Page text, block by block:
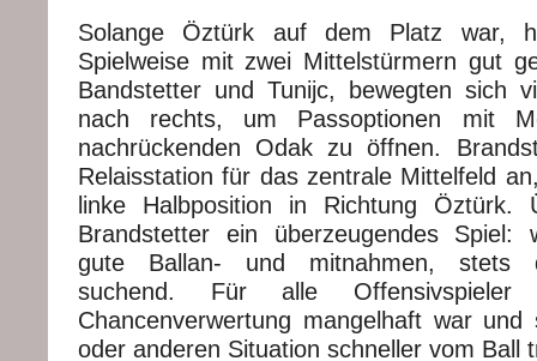
Solange Öztürk auf dem Platz war,
Spielweise mit zwei Mittelstürmern gut
Bandstetter und Tunijc, bewegten sich
nach rechts, um Passoptionen mit
nachrückenden Odak zu öffnen.
Relaisstation für das zentrale Mittelfeld
linke Halbposition in Richtung Öztürk.
Brandstetter ein überzeugendes Spiel:
gute Ballan- und mitnahmen, stets
suchend. Für alle
Chancenverwertung mangelhaft war
oder anderen Situation schneller vom Ball